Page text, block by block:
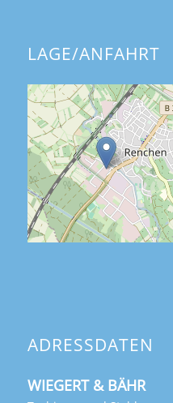
LAGE/ANFAHRT
ADRESSDATEN
WIEGERT & BÄHR